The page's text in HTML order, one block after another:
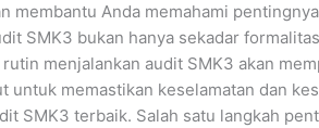
membantu Anda memahami
SMK3 bukan hanya sekadar
menjalankan audit SMK3 akan
memastikan keselamatan dan
SMK3 terbaik. Salah satu langkah